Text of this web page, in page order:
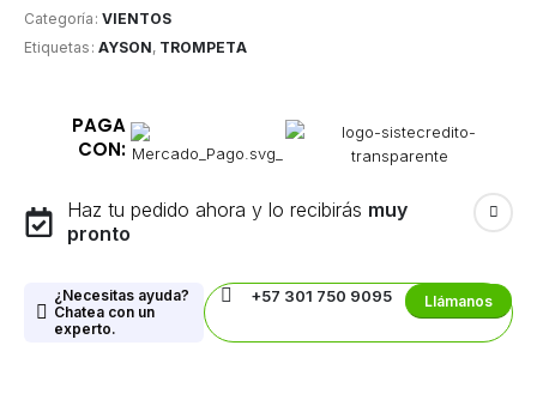
Categoría: VIENTOS
Etiquetas: AYSON, TROMPETA
PAGA
CON:
Haz tu pedido ahora y lo recibirás muy
pronto
¿Necesitas ayuda?
Chatea con un
experto.
+57 301 750 9095 Llámanos